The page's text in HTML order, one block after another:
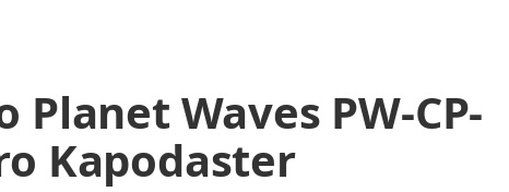
Planet Waves PW-CP-
Kapodaster